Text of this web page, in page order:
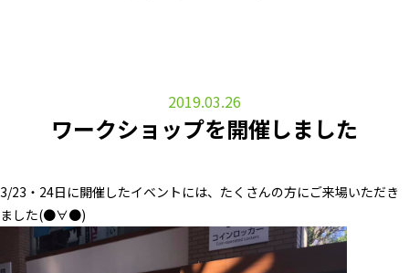
2019.03.26
ワークショップを開催しました
3/23・24日に開催したイベントには、たくさんの方にご来場いただき
ました(●∀●)